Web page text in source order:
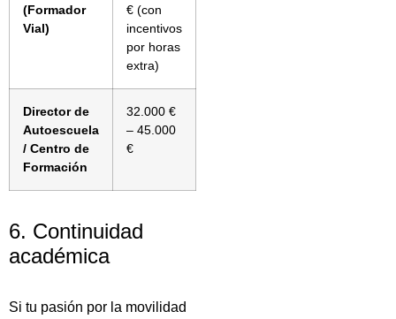
(Formador
Vial)
€ (con
incentivos
por horas
extra)
Director de
Autoescuela
/ Centro de
Formación
32.000 €
– 45.000
€
6. Continuidad
académica
Si tu pasión por la movilidad